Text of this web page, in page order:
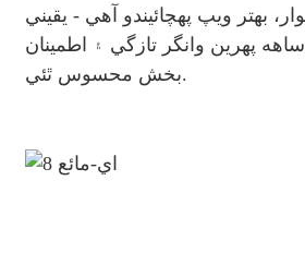
بهتر ويپ پهچائيندو آهي - يقيني
ساهه پهرين وانگر تازگي ۽ اطمينان
بخش محسوس ٿئي.